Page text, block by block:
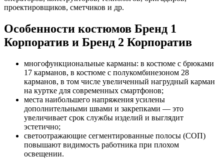
проектировщиков, сметчиков и др.
Особенности костюмов Бренд 1
Корпоратив и Бренд 2 Корпоратив
многофункциональные карманы: в костюме с брюками
17 карманов, в костюме с полукомбинезоном 28
карманов, в том числе увеличенный нагрудный карман
на куртке для современных смартфонов;
места наибольшего напряжения усилены
дополнительными швами и закрепками — это
увеличивает срок службы изделий и выглядит
эстетично;
светоотражающие сегментированные полосы (СОП)
повышают видимость работника при плохом
освещении.